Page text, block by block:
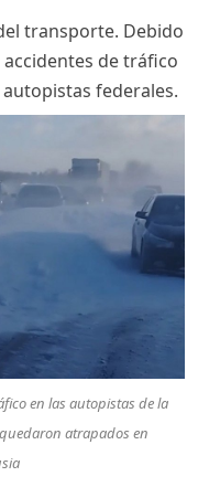
transporte. Debido
de tráfico
federales.
en las autopistas de la
atrapados en